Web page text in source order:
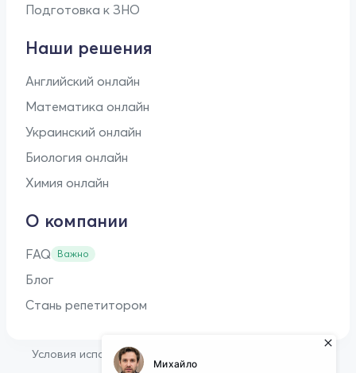
Подготовка к ЗНО
Наши решения
Английский онлайн
Математика онлайн
Украинский онлайн
Биология онлайн
Химия онлайн
О компании
FAQ Важно
Блог
Стань репетитором
Условия использования